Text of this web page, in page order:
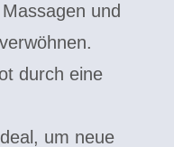
und
durch eine
um neue